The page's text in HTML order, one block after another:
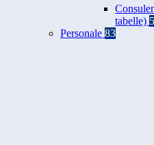
tabelle)
Personale 83